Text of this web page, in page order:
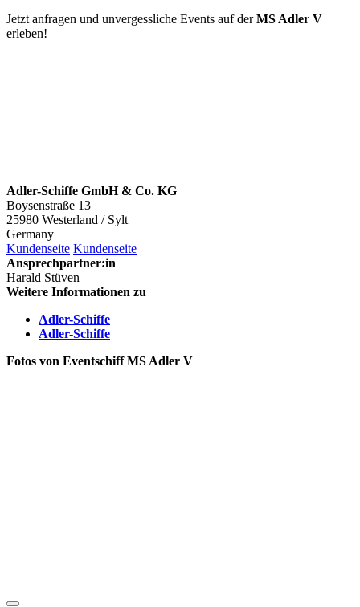
Jetzt anfragen und unvergessliche Events auf derMS Adler V
erleben!
Adler-Schiffe GmbH & Co. KG
Boysenstraße 13
25980 Westerland / Sylt
Germany
Kundenseite Kundenseite
Ansprechpartner:in
Harald Stüven
Weitere Informationen zu
Adler-Schiffe
Adler-Schiffe
Fotos von Eventschiff MS Adler V